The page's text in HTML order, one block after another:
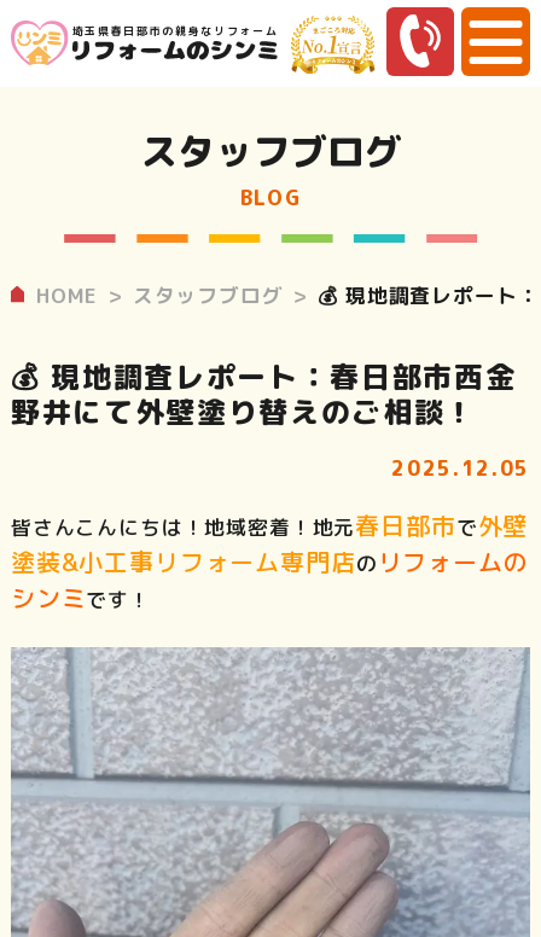
埼玉県春日部市の親身なリフォーム
スタッフブログ
BLOG
HOME スタッフブログ 💰 現地調査レポート
💰 現地調査レポート：春日部市西金
野井にて外壁塗り替えのご相談！
2025.12.05
皆さんこんにちは！地域密着！地元春日部市で外壁
塗装&小工事リフォーム専門店の リフォームの
シンミです！